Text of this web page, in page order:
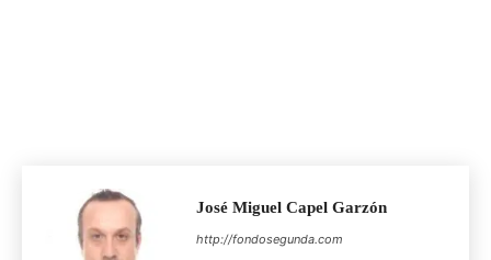
José Miguel Capel Garzón
http://fondosegunda.com